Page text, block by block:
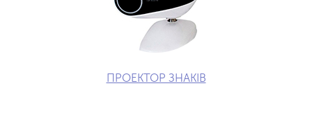
ПРОЕКТОР ЗНАКІВ